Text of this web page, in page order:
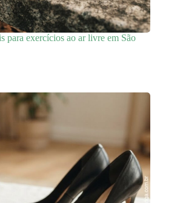
para exercícios ao ar livre em São